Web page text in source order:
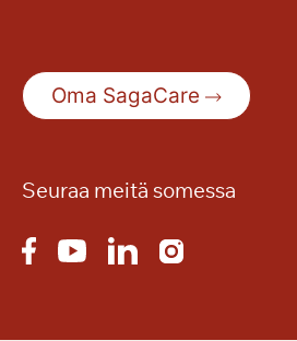
Oma SagaCare
Seuraa meitä somessa